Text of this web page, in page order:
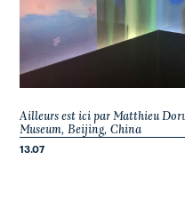
Ailleurs est ici par Matthieu
Museum, Beijing, China
13.07